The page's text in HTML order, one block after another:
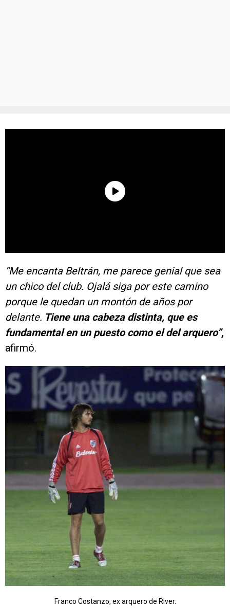
“Me encanta Beltrán, me parece genial que sea
un chico del club. Ojalá siga por este camino
porque le quedan un montón de años por
delante. Tiene una cabeza distinta, que es
fundamental en un puesto como el del arquero”,
afirmó.
Franco Costanzo, ex arquero de River.